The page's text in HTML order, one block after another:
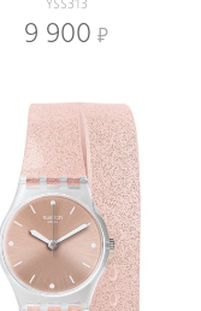
YSS313
9 900